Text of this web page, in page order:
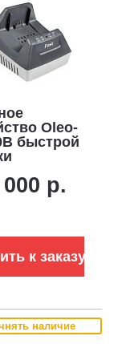
Oleo-
быстрой
р.
к заказу
наличие